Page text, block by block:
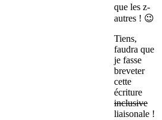
que les z-
autres ! 😉
Tiens,
faudra que
je fasse
breveter
cette
écriture
inclusive
liaisonale !